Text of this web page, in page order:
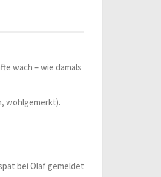
wach – wie damals
wohlgemerkt).
bei Olaf gemeldet